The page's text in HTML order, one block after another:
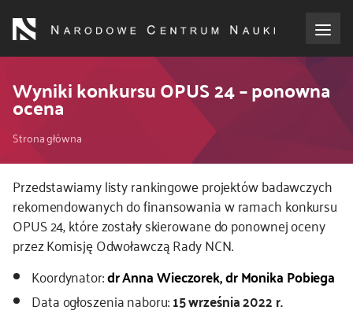
treści
dla wnioskodawców
dla realizujących projekty
dla ekspertów
efekty NCN
współpraca międzynarodowa
Wyniki konkursu OPUS 24 – ponowna
ocena
Ścieżka
nawigacyjna
Strona główna
Kod
CSS
i
JS
Przedstawiamy listy rankingowe projektów badawczych
rekomendowanych do finansowania w ramach konkursu
OPUS 24, które zostały skierowane do ponownej oceny
przez Komisję Odwoławczą Rady NCN.
Koordynator:dr Anna Wieczorek, dr Monika Pobiega
Data ogłoszenia naboru:15 września 2022 r.